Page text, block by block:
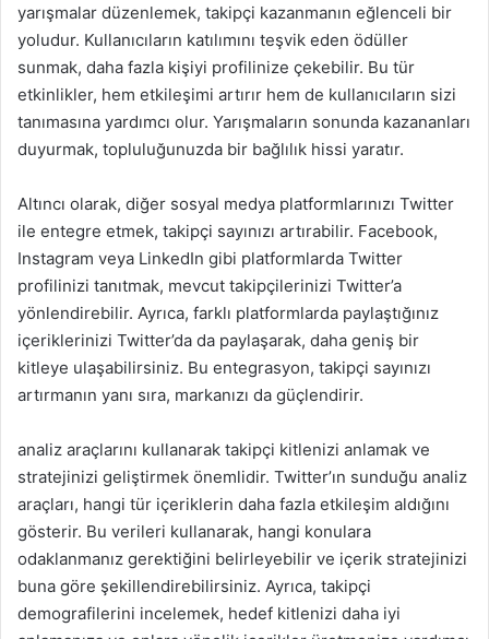
yarışmalar düzenlemek, takipçi kazanmanın eğlenceli bir
yoludur. Kullanıcıların katılımını teşvik eden ödüller
sunmak, daha fazla kişiyi profilinize çekebilir. Bu tür
etkinlikler, hem etkileşimi artırır hem de kullanıcıların sizi
tanımasına yardımcı olur. Yarışmaların sonunda kazananları
duyurmak, topluluğunuzda bir bağlılık hissi yaratır.
Altıncı olarak, diğer sosyal medya platformlarınızı Twitter
ile entegre etmek, takipçi sayınızı artırabilir. Facebook,
Instagram veya LinkedIn gibi platformlarda Twitter
profilinizi tanıtmak, mevcut takipçilerinizi Twitter’a
yönlendirebilir. Ayrıca, farklı platformlarda paylaştığınız
içeriklerinizi Twitter’da da paylaşarak, daha geniş bir
kitleye ulaşabilirsiniz. Bu entegrasyon, takipçi sayınızı
artırmanın yanı sıra, markanızı da güçlendirir.
analiz araçlarını kullanarak takipçi kitlenizi anlamak ve
stratejinizi geliştirmek önemlidir. Twitter’ın sunduğu analiz
araçları, hangi tür içeriklerin daha fazla etkileşim aldığını
gösterir. Bu verileri kullanarak, hangi konulara
odaklanmanız gerektiğini belirleyebilir ve içerik stratejinizi
buna göre şekillendirebilirsiniz. Ayrıca, takipçi
demografilerini incelemek, hedef kitlenizi daha iyi